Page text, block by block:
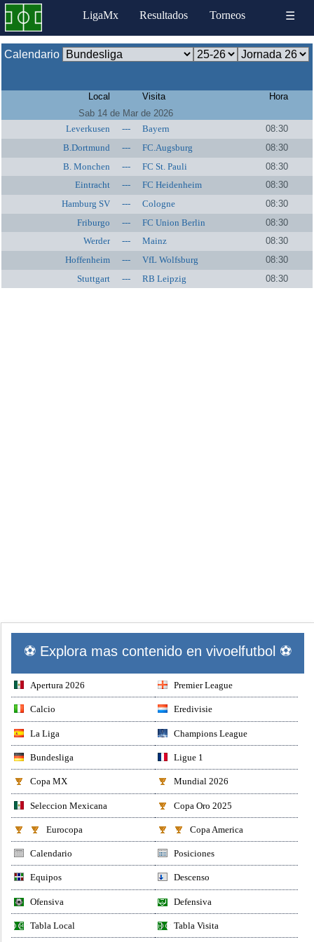
LigaMx Resultados Torneos ☰
Calendario
Local Visita
Hora
Sab 14 de Mar de 2026
Leverkusen
--- Bayern
08:30
B.Dortmund
--- FC.Augsburg
08:30
B. Monchen
--- FC St. Pauli
08:30
Eintracht
--- FC Heidenheim
08:30
Hamburg SV
--- Cologne
08:30
Friburgo
--- FC Union Berlin
08:30
Werder
--- Mainz
08:30
Hoffenheim
--- VfL Wolfsburg
08:30
Stuttgart
--- RB Leipzig 08:30
⚽ Explora mas contenido en vivoelfutbol ⚽
Apertura 2026 Premier League
Calcio Eredivisie
La Liga Champions League
Bundesliga Ligue 1
Copa MX Mundial 2026
Seleccion Mexicana Copa Oro 2025
Eurocopa Copa America
Calendario Posiciones
Equipos Descenso
Ofensiva Defensiva
Tabla Local Tabla Visita